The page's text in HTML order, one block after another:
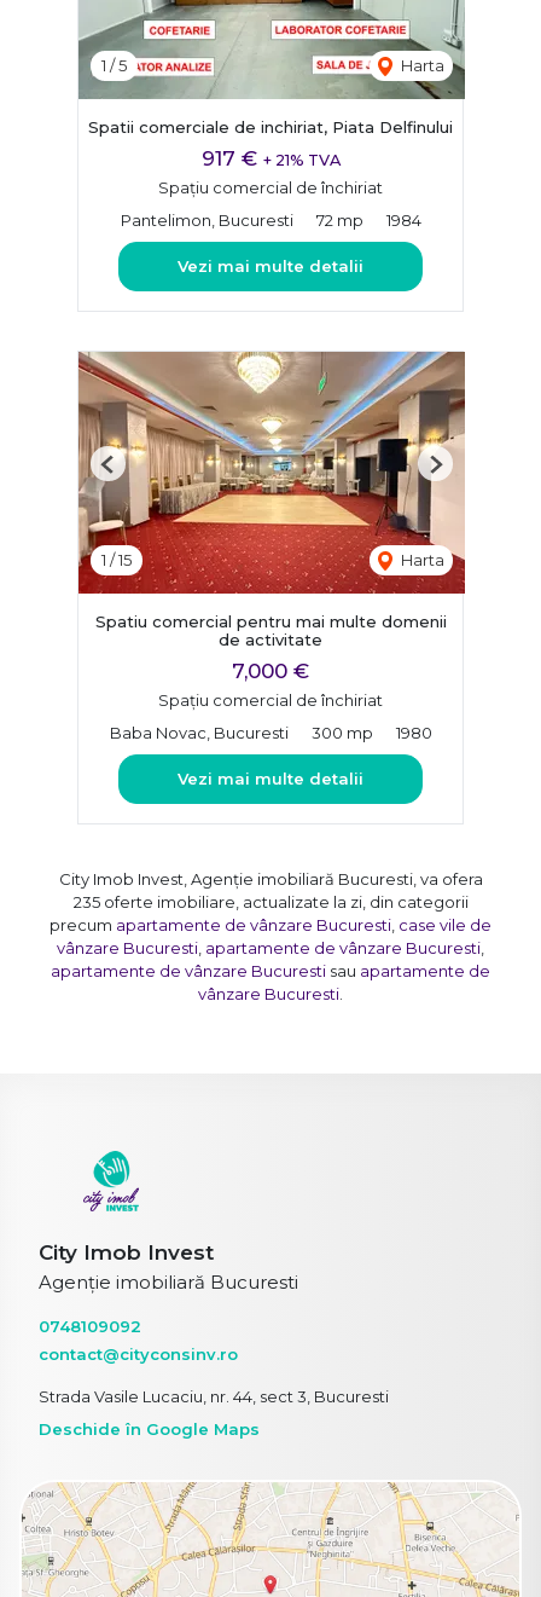
1 /5 Harta
Spatii comerciale de inchiriat, Piata Delfinului
917 € + 21% TVA
Spațiu comercial de închiriat
Pantelimon, Bucuresti
72 mp 1984
Vezi mai multe detalii
1 /15 Harta
Previous Next
Spatiu comercial pentru mai multe domenii
de activitate
7,000 €
Spațiu comercial de închiriat
Baba Novac, Bucuresti
300 mp 1980
Vezi mai multe detalii
City Imob Invest, Agenție imobiliară Bucuresti, va ofera
235 oferte imobiliare, actualizate la zi, din categorii
precum apartamente de vânzare Bucuresti case vile de
vânzare Bucuresti apartamente de vânzare Bucuresti
apartamente de vânzare Bucuresti sau apartamente de
vânzare Bucuresti
City Imob Invest
Agenție imobiliară Bucuresti
0748109092
contact@cityconsinv.ro
Strada Vasile Lucaciu, nr. 44, sect 3, Bucuresti
Deschide în Google Maps